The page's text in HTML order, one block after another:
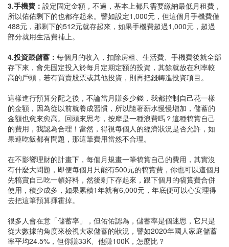
3.手機費： 設定固定金額，不過，基本上都只需要繳納最低月租費，
所以佑佑剩下的也都存起來。譬如設定1,000元，但這個月手機費僅
488元，那剩下的512元就存起來，如果手機費超過1,000元，超過
部分就用生活費補上。
4.投資跟儲蓄： 每個月的收入，扣除房租、生活費、手機費後就全部
存下來，會先固定投入於每月定期定額的投資，其餘就放在利率較
高的戶頭，若有買賣股票或其他投資，則再把錢轉進投資項目。
這樣進行預算分配之後，不論當月賺多少錢，我都控制自己花一樣
的金額，因為從以前就養成習慣，所以隨著薪水慢慢增加，儲蓄的
金額也愈來愈高。回頭來思考，按摩是一種浪費嗎？這種犒賞自己
的費用，我認為合理！當然，得視每個人的經濟狀況是否允許，如
果連吃飯都有問題，那這筆費用當然不合理。
在不影響理財的計畫下，每個月規畫一筆犒賞自己的費用，其實沒
有什麼大問題，即便每個月只能有500元的犒賞費，你也可以這個月
先犒賞自己吃一頓好料，然後剩下存起來，跟下個月的犒賞費合併
使用，積少成多，如果累積1年就有6,000元，年底便可以心安理得
去把這筆預算揮霍掉。
很多人會在意「儲蓄率」，但佑佑認為，儲蓄率是個迷思，它只是
從大數據的角度來檢視大家儲蓄的狀況，譬如2020年國人家庭儲蓄
率平均24.5%，但你賺33K、他賺100K，怎麼比？